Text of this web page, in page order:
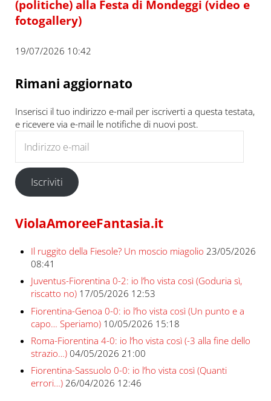
(politiche) alla Festa di Mondeggi (video e
fotogallery)
19/07/2026 10:42
Rimani aggiornato
Inserisci il tuo indirizzo e-mail per iscriverti a questa testata,
e ricevere via e-mail le notifiche di nuovi post.
Iscriviti
ViolaAmoreeFantasia.it
Il ruggito della Fiesole? Un moscio miagolio 23/05/2026
08:41
Juventus-Fiorentina 0-2: io l’ho vista così (Goduria sì,
riscatto no) 17/05/2026 12:53
Fiorentina-Genoa 0-0: io l’ho vista così (Un punto e a
capo… Speriamo) 10/05/2026 15:18
Roma-Fiorentina 4-0: io l’ho vista così (-3 alla fine dello
strazio…) 04/05/2026 21:00
Fiorentina-Sassuolo 0-0: io l’ho vista così (Quanti
errori…) 26/04/2026 12:46